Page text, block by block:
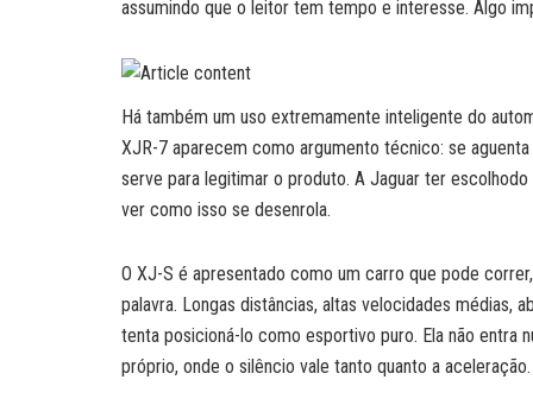
assumindo que o leitor tem tempo e interesse. Algo
Há também um uso extremamente inteligente do
XJR-7 aparecem como argumento técnico: se
serve para legitimar o produto. A Jaguar ter
ver como isso se desenrola.
O XJ-S é apresentado como um carro que pode
palavra. Longas distâncias, altas velocidades médias,
tenta posicioná-lo como esportivo puro. Ela não entra
próprio, onde o silêncio vale tanto quanto a aceleração.